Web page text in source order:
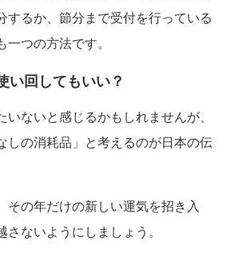
するか、節分まで受付を行っている
つの方法です。
い回してもいい？
いないと感じるかもしれませんが、
しの消耗品」と考えるのが日本の伝
その年だけの新しい運気を招き入
さないようにしましょう。